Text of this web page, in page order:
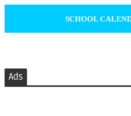
SCHOOL
Ads